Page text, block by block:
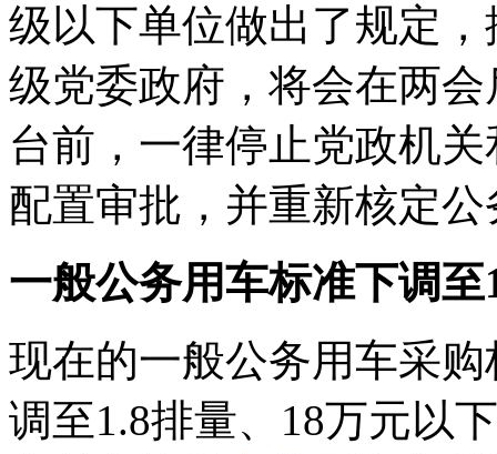
级以下单位做出了规定
级党委政府，将会在两
台前，一律停止党政机
配置审批，并重新核定
一般公务用车标准下调
现在的一般公务用车采
调至1.8排量、18万元以